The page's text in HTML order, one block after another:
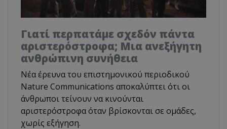
Γιατί περπατάμε σχεδόν πάντα
αριστερόστροφα; Μια ανεξήγητη
ανθρώπινη συνήθεια
Νέα έρευνα του επιστημονικού περιοδικού
Nature Communications αποκαλύπτει ότι οι
άνθρωποι τείνουν να κινούνται
αριστερόστροφα όταν βρίσκονται σε ομάδες,
χωρίς εξήγηση.